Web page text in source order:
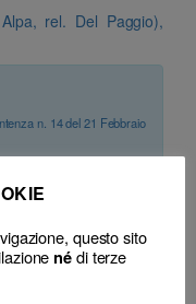
rel. Del Paggio),
n. 14 del 21 Febbraio
questo sito
nédi terze